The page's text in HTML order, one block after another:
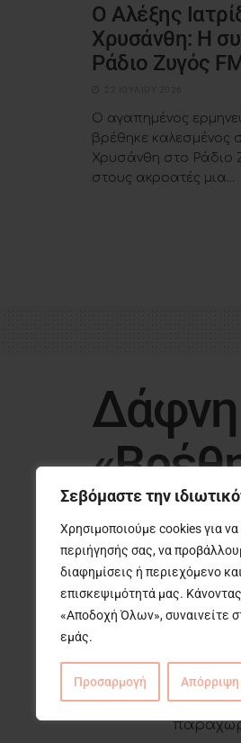
Σεβόμαστε την
Χρησιμοποιούμε cookies για
περιήγησής σας, να
διαφημίσεις ή περιεχόμενο
επισκεψιμότητά μας.
«Αποδοχή Όλων», συναινείτε
εμάς.
Προσαρμογή
Ο Αλέξης
Χρυσάνθη: Η
Ράδιο Ζυγός
Ο αγαπημένος
βρέθηκε καλεσμένος
Χρυσάνθη στο Ράδιο
στους ακροατές μια...
Δάφνη
από Εβίτα
Σοκάρει
Η